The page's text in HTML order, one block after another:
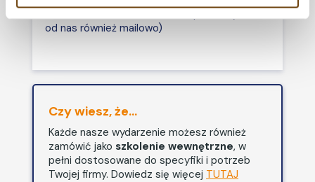
odpowiedź na wniosek
dotyczący odmowy lub
Jak gromadzić,
przetwarzać i korzystać z
dokumentów uzyskanych
w związku z ubieganiem się
oraz załatwieniem sprawy
dotyczącej przyznania
od nas również mailowo)
Czy wiesz, że...
Każde nasze wydarzenie możesz również
zamówić jako szkolenie wewnętrzne, w
pełni dostosowane do specyfiki i potrzeb
Twojej firmy. Dowiedz się więcej TUTAJ